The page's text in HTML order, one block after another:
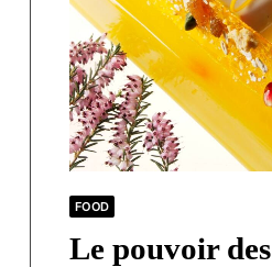
FOOD
Le pouvoir des